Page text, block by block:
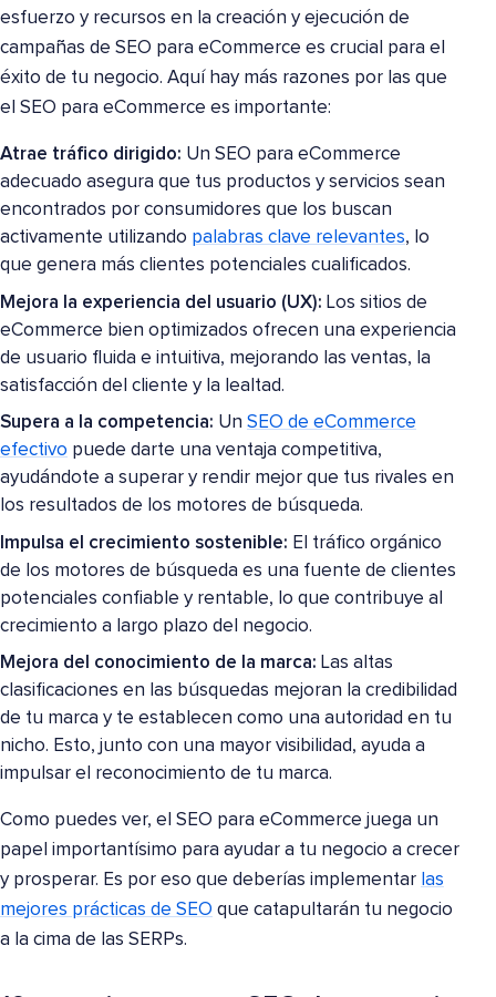
esfuerzo y recursos en la creación y ejecución de
campañas de SEO para eCommerce es crucial para el
éxito de tu negocio. Aquí hay más razones por las que
el SEO para eCommerce es importante:
Atrae tráfico dirigido: Un SEO para eCommerce
adecuado asegura que tus productos y servicios sean
encontrados por consumidores que los buscan
activamente utilizando palabras clave relevantes, lo
que genera más clientes potenciales cualificados.
Mejora la experiencia del usuario (UX): Los sitios de
eCommerce bien optimizados ofrecen una experiencia
de usuario fluida e intuitiva, mejorando las ventas, la
satisfacción del cliente y la lealtad.
Supera a la competencia: Un SEO de eCommerce
efectivo puede darte una ventaja competitiva,
ayudándote a superar y rendir mejor que tus rivales en
los resultados de los motores de búsqueda.
Impulsa el crecimiento sostenible: El tráfico orgánico
de los motores de búsqueda es una fuente de clientes
potenciales confiable y rentable, lo que contribuye al
crecimiento a largo plazo del negocio.
Mejora del conocimiento de la marca: Las altas
clasificaciones en las búsquedas mejoran la credibilidad
de tu marca y te establecen como una autoridad en tu
nicho. Esto, junto con una mayor visibilidad, ayuda a
impulsar el reconocimiento de tu marca.
Como puedes ver, el SEO para eCommerce juega un
papel importantísimo para ayudar a tu negocio a crecer
y prosperar. Es por eso que deberías implementar las
mejores prácticas de SEO que catapultarán tu negocio
a la cima de las SERPs.